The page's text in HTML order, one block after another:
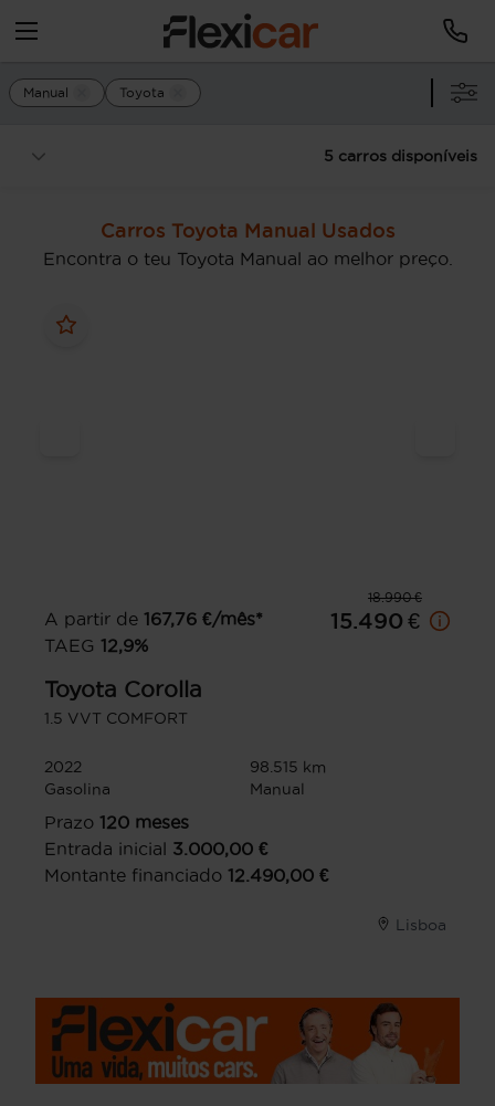
Manual Toyota
5 carros disponíveis
Carros Toyota Manual Usados
Encontra o teu Toyota Manual ao melhor preço.
18.990 €
A partir de 167,76 €/mês*
TAEG 12,9%
15.490 €
Toyota Corolla
1.5 VVT COMFORT
2022
98.515 km
Gasolina
Manual
Prazo 120 meses
Entrada inicial 3.000,00 €
Montante financiado 12.490,00 €
Lisboa